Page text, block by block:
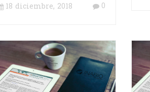
(Ecuador)
18 diciembre, 2018 0